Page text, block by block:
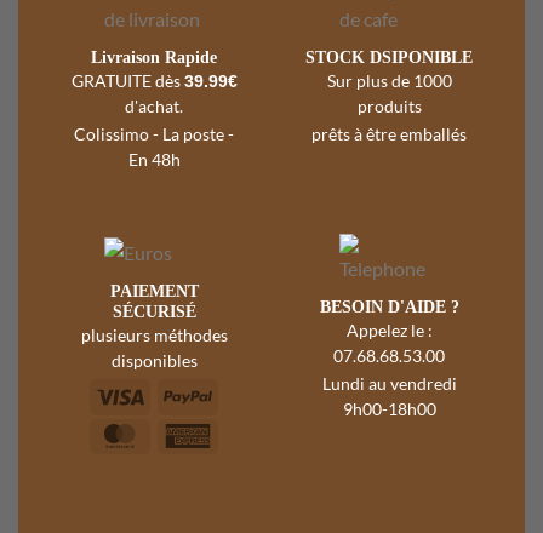
Livraison Rapide
GRATUITE dès 39.99€
d'achat.
Colissimo - La poste -
En 48h
STOCK DSIPONIBLE
Sur plus de 1000
produits
prêts à être emballés
‎PAIEMENT
SÉCURISÉ
plusieurs méthodes
disponibles
BESOIN D'AIDE ?
Appelez le :
07.68.68.53.00
Lundi au vendredi
9h00-18h00